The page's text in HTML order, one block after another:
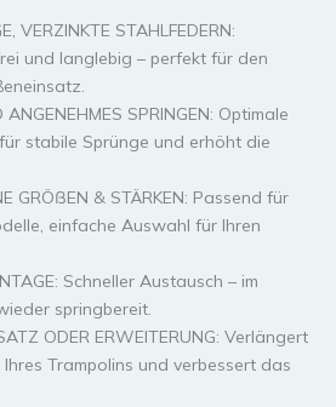
VERZINKTE STAHLFEDERN:
und langlebig – perfekt für den
ANGENEHMES SPRINGEN: Optimale
stabile Sprünge und erhöht die
GRÖßEN & STÄRKEN: Passend für
einfache Auswahl für Ihren
Schneller Austausch – im
springbereit.
ODER ERWEITERUNG: Verlängert
Trampolins und verbessert das